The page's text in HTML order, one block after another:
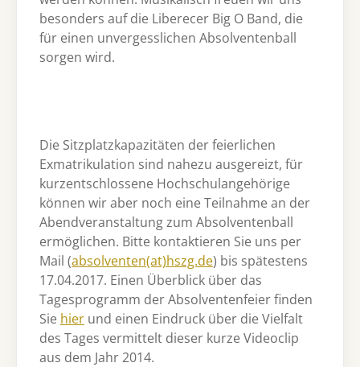
besonders auf die Liberecer Big O Band, die
für einen unvergesslichen Absolventenball
sorgen wird.
Die Sitzplatzkapazitäten der feierlichen
Exmatrikulation sind nahezu ausgereizt, für
kurzentschlossene Hochschulangehörige
können wir aber noch eine Teilnahme an der
Abendveranstaltung zum Absolventenball
ermöglichen. Bitte kontaktieren Sie uns per
Mail (absolventen(at)hszg.de) bis spätestens
17.04.2017. Einen Überblick über das
Tagesprogramm der Absolventenfeier finden
Sie hier und einen Eindruck über die Vielfalt
des Tages vermittelt dieser kurze Videoclip
aus dem Jahr 2014.